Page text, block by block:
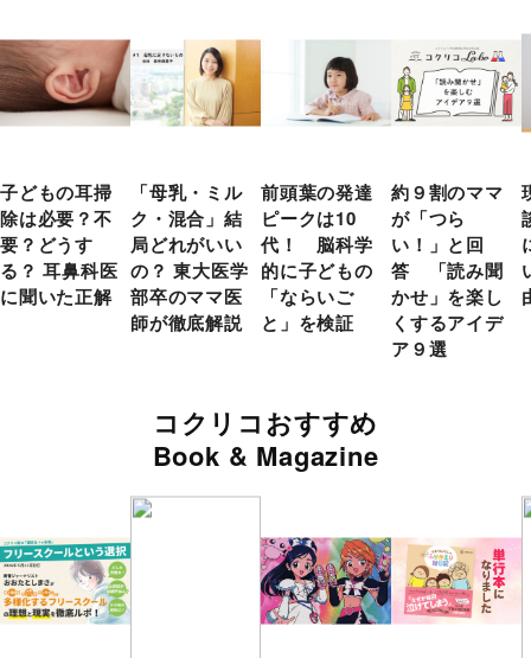
子どもの耳掃
除は必要？不
要？どうす
る？ 耳鼻科医
に聞いた正解
「母乳・ミル
ク・混合」結
局どれがいい
の？ 東大医学
部卒のママ医
師が徹底解説
前頭葉の発達
ピークは10
代！ 脳科学
的に子どもの
「ならいご
と」を検証
約９割のママ
が「つら
い！」と回
答 「読み聞
かせ」を楽し
くするアイデ
ア９選
コクリコおすすめ
Book & Magazine